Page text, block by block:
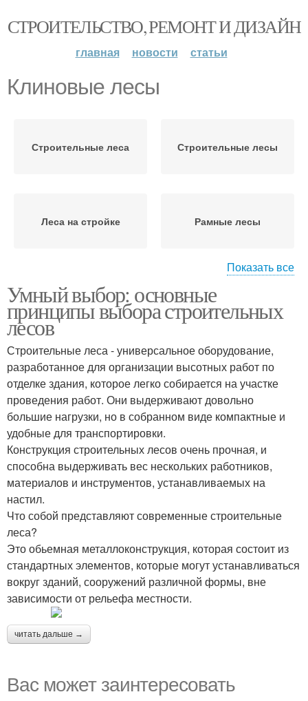
СТРОИТЕЛЬСТВО, РЕМОНТ И ДИЗАЙН
главная новости статьи
Клиновые лесы
Строительные леса Строительные лесы
Леса на стройке Рамные лесы
Штыревые лесы Хомутовые лесы
Подвесные лесы Чашечные лесы
Рамные леса Леса для работы
Показать все
Умный выбор: основные
принципы выбора строительных
лесов
Строительные леса - универсальное оборудование,
разработанное для организации высотных работ по
отделке здания, которое легко собирается на участке
проведения работ. Они выдерживают довольно
большие нагрузки, но в собранном виде компактные и
удобные для транспортировки.
Конструкция строительных лесов очень прочная, и
способна выдерживать вес нескольких работников,
материалов и инструментов, устанавливаемых на
настил.
Что собой представляют современные строительные
леса?
Это обьемная металлоконструкция, которая состоит из
стандартных элементов, которые могут устанавливаться
вокруг зданий, сооружений различной формы, вне
зависимости от рельефа местности.
читать дальше →
Вас может заинтересовать